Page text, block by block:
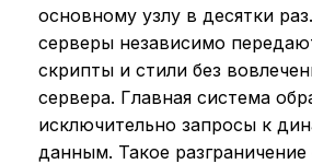
основному узлу в десятки
серверы независимо
скрипты и стили без
сервера. Главная система
исключительно запросы к
данным. Такое разграничение